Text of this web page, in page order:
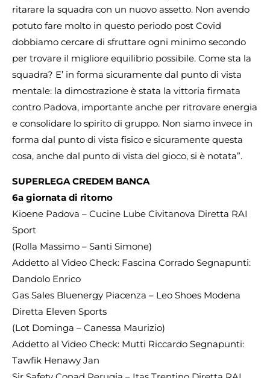
ritarare la squadra con un nuovo assetto. Non avendo
potuto fare molto in questo periodo post Covid
dobbiamo cercare di sfruttare ogni minimo secondo
per trovare il migliore equilibrio possibile. Come sta la
squadra? E’ in forma sicuramente dal punto di vista
mentale: la dimostrazione è stata la vittoria firmata
contro Padova, importante anche per ritrovare energia
e consolidare lo spirito di gruppo. Non siamo invece in
forma dal punto di vista fisico e sicuramente questa
cosa, anche dal punto di vista del gioco, si è notata”.
SUPERLEGA CREDEM BANCA
6a giornata di ritorno
Kioene Padova – Cucine Lube Civitanova Diretta RAI
Sport
(Rolla Massimo – Santi Simone)
Addetto al Video Check: Fascina Corrado Segnapunti:
Dandolo Enrico
Gas Sales Bluenergy Piacenza – Leo Shoes Modena
Diretta Eleven Sports
(Lot Dominga – Canessa Maurizio)
Addetto al Video Check: Mutti Riccardo Segnapunti:
Tawfik Henawy Jan